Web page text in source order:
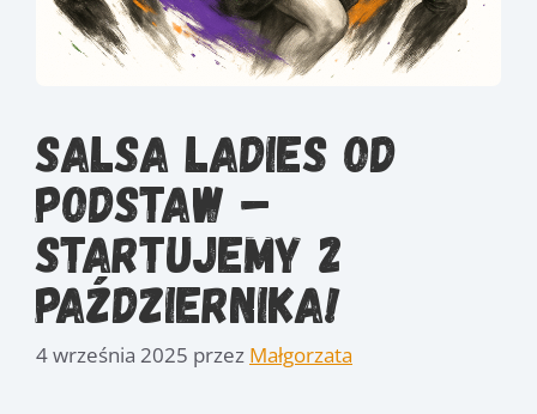
Salsa ladies od
podstaw –
startujemy 2
Października!
4 września 2025 przez Małgorzata